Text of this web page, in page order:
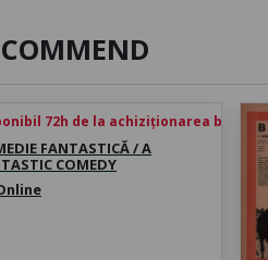
72h de la achiziționarea
FANTASTICĂ / A
COMEDY